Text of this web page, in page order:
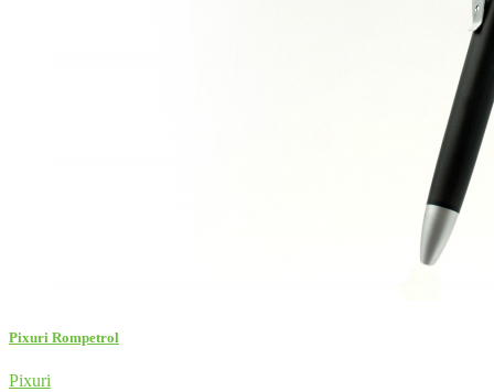
Pixuri Rompetrol
Pixuri